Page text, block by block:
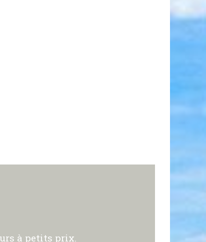
à petits prix.